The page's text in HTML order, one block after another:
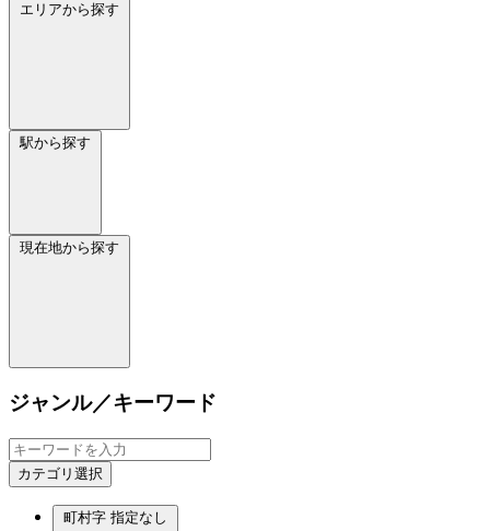
エリアから探す
駅から探す
現在地から探す
ジャンル／キーワード
カテゴリ選択
町村字 指定なし